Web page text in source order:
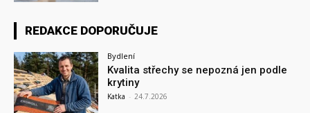
REDAKCE DOPORUČUJE
Bydlení
Kvalita střechy se nepozná jen podle
krytiny
Katka - 24.7.2026